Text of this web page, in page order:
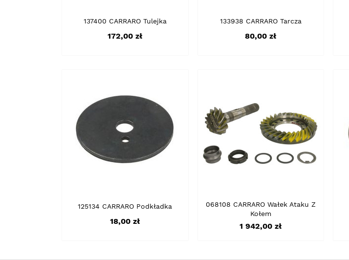
137400 CARRARO Tulejka
Cena
172,00 zł
133938 CARRARO Tarcza
Cena
80,00 zł
125134 CARRARO Podkładka
Cena
18,00 zł
068108 CARRARO Wałek Ataku Z
Kołem
Cena
1 942,00 zł